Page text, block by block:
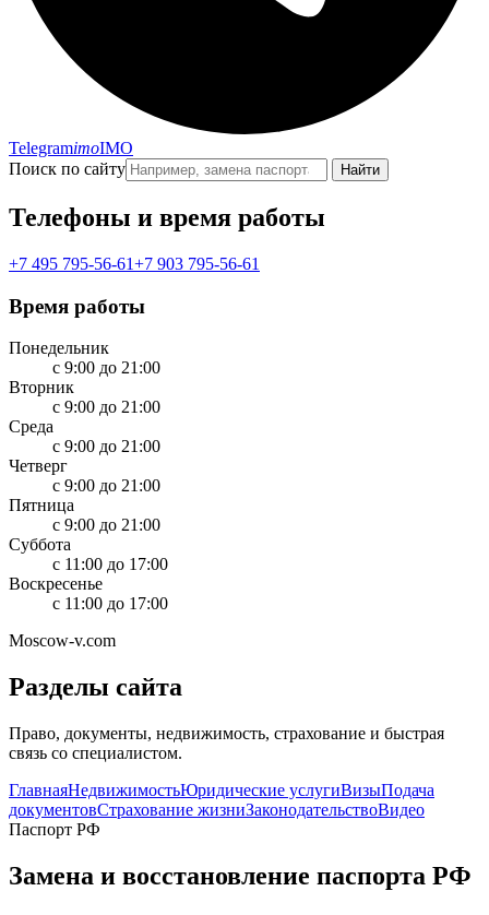
TelegramimoIMO
Поиск по сайту
Найти
Телефоны и время работы
+7 495 795-56-61+7 903 795-56-61
Время работы
Понедельник
с 9:00 до 21:00
Вторник
с 9:00 до 21:00
Среда
с 9:00 до 21:00
Четверг
с 9:00 до 21:00
Пятница
с 9:00 до 21:00
Суббота
с 11:00 до 17:00
Воскресенье
с 11:00 до 17:00
Moscow-v.com
Разделы сайта
Право, документы, недвижимость, страхование и быстрая
связь со специалистом.
ГлавнаяНедвижимостьЮридические услугиВизыПодача
документовСтрахование жизниЗаконодательствоВидео
Паспорт РФ
Замена и восстановление паспорта РФ